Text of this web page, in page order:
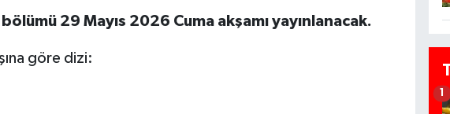
29 Mayıs 2026 Cuma akşamı yayınlanacak.
göre dizi:
1